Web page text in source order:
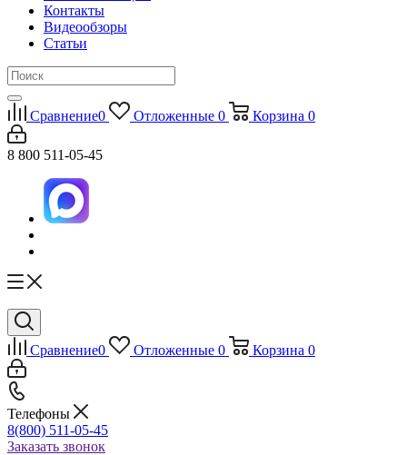
Контакты
Видеообзоры
Статьи
Сравнение0 Отложенные 0 Корзина 0
8 800 511-05-45
Сравнение0 Отложенные 0 Корзина 0
Телефоны
8(800) 511-05-45
Заказать звонок